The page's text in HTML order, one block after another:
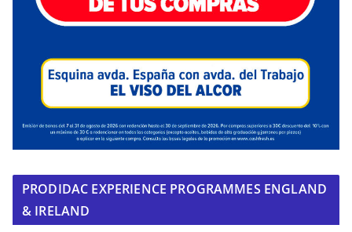
PRODIDAC EXPERIENCE PROGRAMMES ENGLAND
& IRELAND